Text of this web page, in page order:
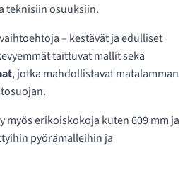
teknisiin osuuksiin.
– kestävät ja edulliset
taittuvat mallit sekä
, jotka mahdollistavat matalamman
myös erikoiskokoja kuten 609 mm ja
pyörämalleihin ja